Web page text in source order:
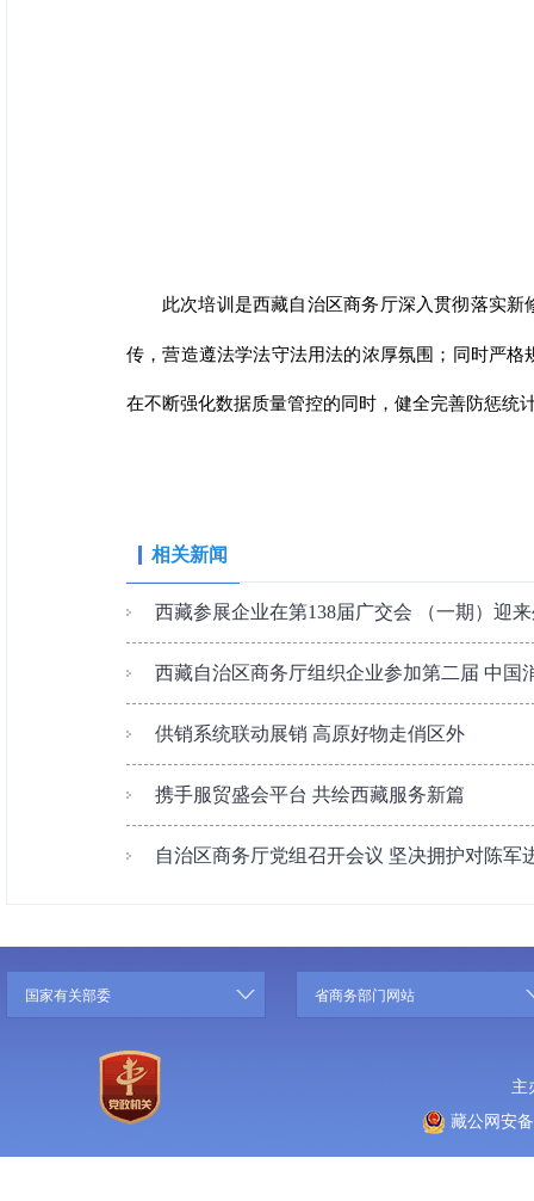
此次培训是西藏自治区商务厅深入贯彻落实
传，营造遵法学法守法用法的浓厚氛围；同时严
在不断强化数据质量管控的同时，健全完善防惩统
相关新闻
西藏参展企业在第138届广交会 （一期）迎
西藏自治区商务厅组织企业参加第二届 中国
供销系统联动展销 高原好物走俏区外
携手服贸盛会平台 共绘西藏服务新篇
自治区商务厅党组召开会议 坚决拥护对陈军
国家有关部委 省商务部门网站
主
藏公网安备